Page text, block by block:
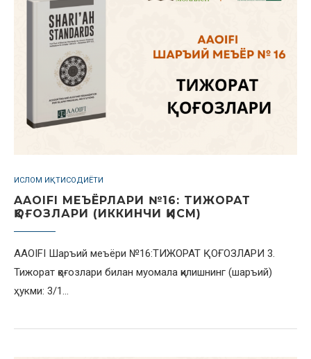
ИСЛОМ ИҚТИСОДИЁТИ
AAOIFI МЕЪЁРЛАРИ №16: TИЖОРАТ
ҚОҒОЗЛАРИ (ИККИНЧИ ҚИСМ)
AAOIFI Шаръий меъёри №16:ТИЖОРАТ ҚОҒОЗЛАРИ 3.
Тижорат қоғозлари билан муомала қилишнинг (шаръий)
ҳукми: 3/1…